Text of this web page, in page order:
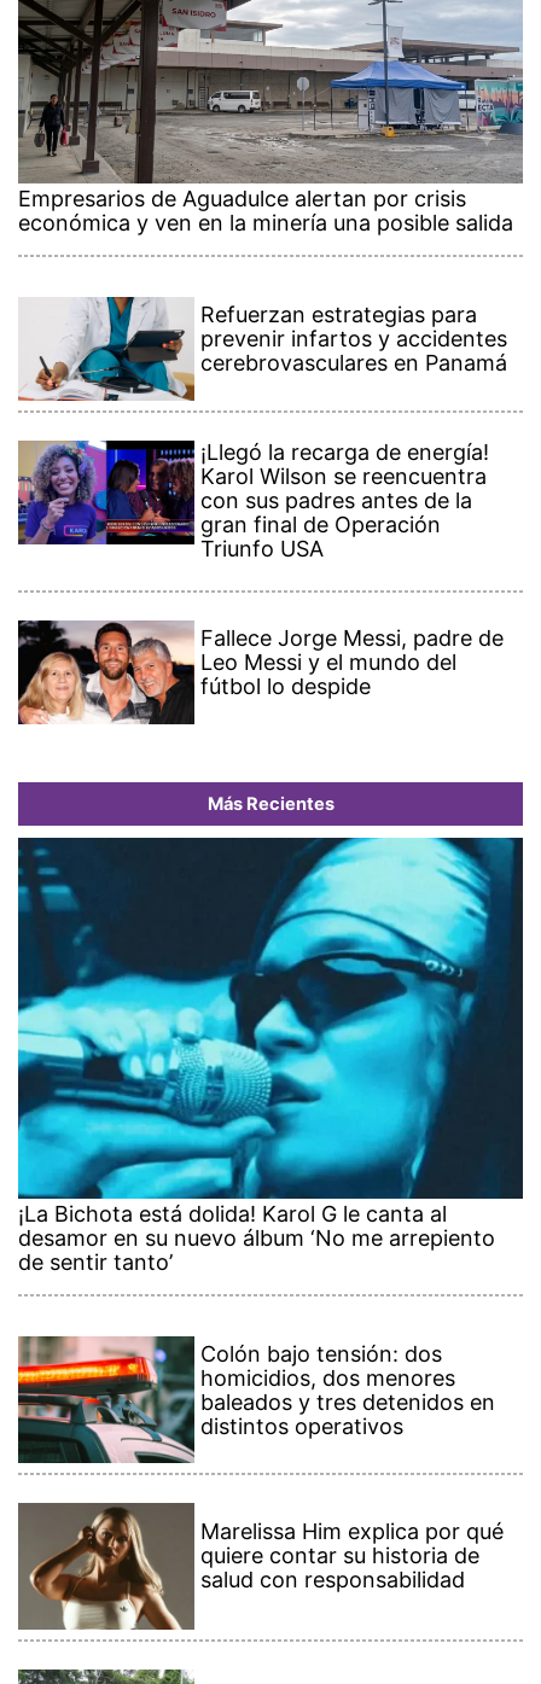
Empresarios de Aguadulce alertan por crisis
económica y ven en la minería una posible salida
Refuerzan estrategias para
prevenir infartos y accidentes
cerebrovasculares en Panamá
¡Llegó la recarga de energía!
Karol Wilson se reencuentra
con sus padres antes de la
gran final de Operación
Triunfo USA
Fallece Jorge Messi, padre de
Leo Messi y el mundo del
fútbol lo despide
Más Recientes
¡La Bichota está dolida! Karol G le canta al
desamor en su nuevo álbum ‘No me arrepiento
de sentir tanto’
Colón bajo tensión: dos
homicidios, dos menores
baleados y tres detenidos en
distintos operativos
Marelissa Him explica por qué
quiere contar su historia de
salud con responsabilidad